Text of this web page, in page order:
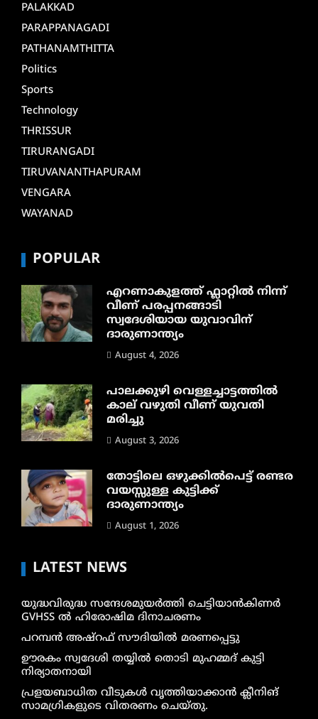
PALAKKAD
PARAPPANAGADI
PATHANAMTHITTA
Politics
Sports
Technology
THRISSUR
TIRURANGADI
TIRUVANANTHAPURAM
VENGARA
WAYANAD
POPULAR
എറണാകുളത്ത് ഫ്ലാറ്റിൽ നിന്ന്
വീണ് പരപ്പനങ്ങാടി
സ്വദേശിയായ യുവാവിന്
ദാരുണാന്ത്യം
August 4, 2026
പാലക്കുഴി വെള്ളച്ചാട്ടത്തില്‍
കാല് വഴുതി വീണ് യുവതി
മരിച്ചു
August 3, 2026
തോട്ടിലെ ഒഴുക്കിൽപെട്ട് രണ്ടര
വയസ്സുള്ള കുട്ടിക്ക്
ദാരുണാന്ത്യം
August 1, 2026
LATEST NEWS
യുദ്ധവിരുദ്ധ സന്ദേശമുയർത്തി ചെട്ടിയാൻകിണർ
GVHSS ൽ ഹിരോഷിമ ദിനാചരണം
പറമ്പൻ അഷ്‌റഫ് സൗദിയിൽ മരണപ്പെട്ടു
ഊരകം സ്വദേശി തയ്യിൽ തൊടി മുഹമ്മദ് കുട്ടി
നിര്യാതനായി
പ്രളയബാധിത വീടുകൾ വൃത്തിയാക്കാൻ ക്ലീനിങ്
സാമഗ്രികളുടെ വിതരണം ചെയ്തു.